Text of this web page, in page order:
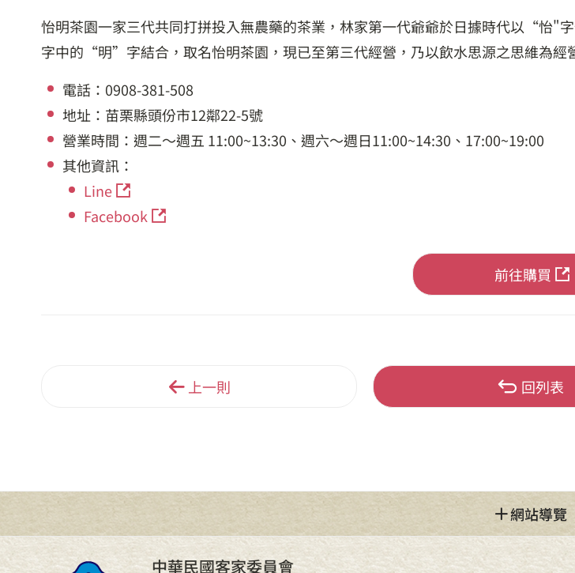
怡明茶園一家三代共同打拼投入無農藥的茶業，林家第一代爺爺於日據時代以“怡
字中的“明”字結合，取名怡明茶園，現已至第三代經營，乃以飲水思源之思維為經
電話：0908-381-508
地址：苗栗縣頭份市12鄰22-5號
營業時間：週二～週五 11:00~13:30、週六～週日11:00~14:30、17:00~19:00
其他資訊：
Line
Facebook
前往購買
上一則 回列表
網站導覽
中華民國客家委員會